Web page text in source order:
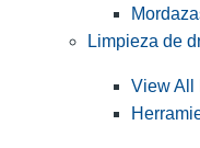
Limpieza de
View All